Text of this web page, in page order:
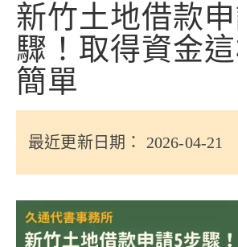
信用貸款
代書貸款
精選知識
銀行貸款
其他貸款
申貸Q&A
久通專欄
新竹土地借款
驟！取得資金
簡單
最近更新日期： 2026-04-21